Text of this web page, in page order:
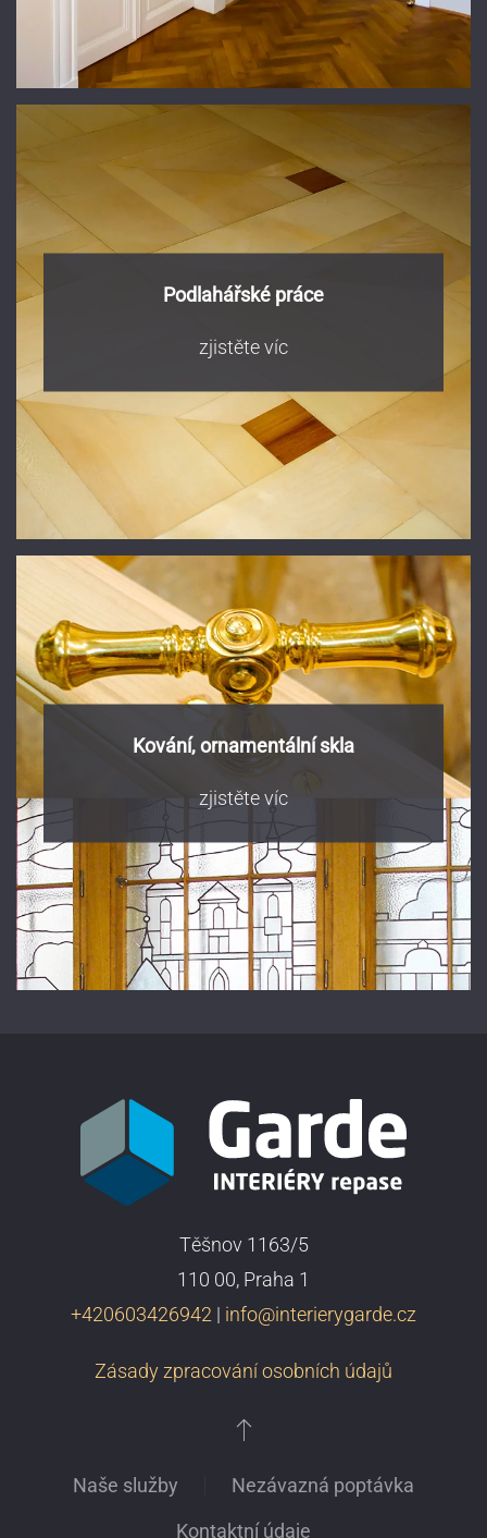
Podlahářské práce
zjistěte víc
Kování, ornamentální skla
zjistěte víc
Těšnov 1163/5
110 00, Praha 1
+420603426942 | info@interierygarde.cz
Zásady zpracování osobních údajů
Naše služby
Nezávazná poptávka
Kontaktní údaje